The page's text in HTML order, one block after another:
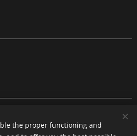
Languages
the proper functioning and